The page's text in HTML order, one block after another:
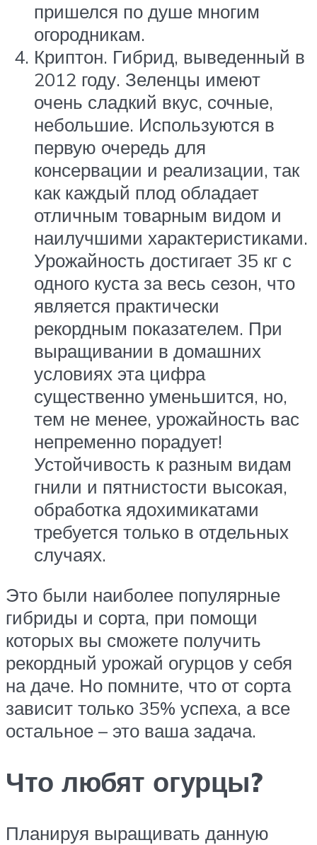
пришелся по душе многим
огородникам.
Криптон. Гибрид, выведенный в
2012 году. Зеленцы имеют
очень сладкий вкус, сочные,
небольшие. Используются в
первую очередь для
консервации и реализации, так
как каждый плод обладает
отличным товарным видом и
наилучшими характеристиками.
Урожайность достигает 35 кг с
одного куста за весь сезон, что
является практически
рекордным показателем. При
выращивании в домашних
условиях эта цифра
существенно уменьшится, но,
тем не менее, урожайность вас
непременно порадует!
Устойчивость к разным видам
гнили и пятнистости высокая,
обработка ядохимикатами
требуется только в отдельных
случаях.
Это были наиболее популярные
гибриды и сорта, при помощи
которых вы сможете получить
рекордный урожай огурцов у себя
на даче. Но помните, что от сорта
зависит только 35% успеха, а все
остальное – это ваша задача.
Что любят огурцы?
Планируя выращивать данную